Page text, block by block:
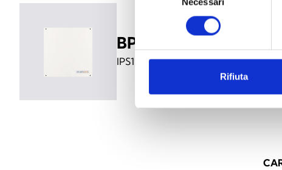
Rifiuta
BPS12060G
IPS12060G dans un boîtier